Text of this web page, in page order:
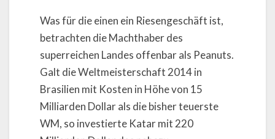
Was für die einen ein Riesengeschäft ist,
betrachten die Machthaber des
superreichen Landes offenbar als Peanuts.
Galt die Weltmeisterschaft 2014 in
Brasilien mit Kosten in Höhe von 15
Milliarden Dollar als die bisher teuerste
WM, so investierte Katar mit 220